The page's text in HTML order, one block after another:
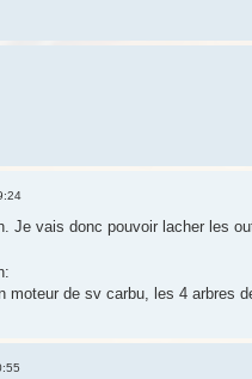
Je vais donc pouvoir lacher les
moteur de sv carbu, les 4 arbres